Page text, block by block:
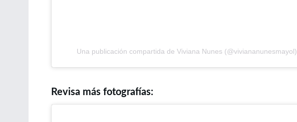
Una publicación compartida de Viviana Nunes (@viviananunesmayol)
Revisa más fotografías: